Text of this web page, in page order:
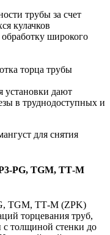
трубы за счет
кулачков
широкого
торца трубы
установки дают
в труднодоступных и
для снятия
PG, TGM, ТТ-М
TGM, ТТ-М (ZPK)
торцевания труб,
с толщиной стенки до